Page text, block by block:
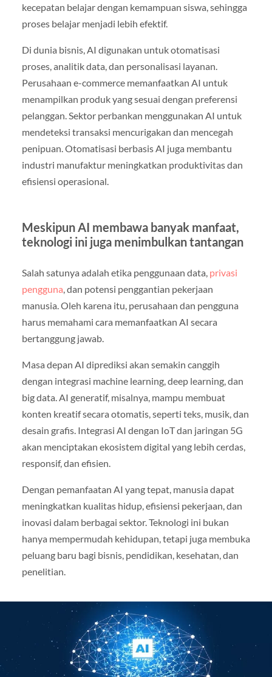
kecepatan belajar dengan kemampuan siswa, sehingga
proses belajar menjadi lebih efektif.
Di dunia bisnis, AI digunakan untuk otomatisasi
proses, analitik data, dan personalisasi layanan.
Perusahaan e-commerce memanfaatkan AI untuk
menampilkan produk yang sesuai dengan preferensi
pelanggan. Sektor perbankan menggunakan AI untuk
mendeteksi transaksi mencurigakan dan mencegah
penipuan. Otomatisasi berbasis AI juga membantu
industri manufaktur meningkatkan produktivitas dan
efisiensi operasional.
Meskipun AI membawa banyak manfaat,
teknologi ini juga menimbulkan tantangan
Salah satunya adalah etika penggunaan data, privasi
pengguna , dan potensi penggantian pekerjaan
manusia. Oleh karena itu, perusahaan dan pengguna
harus memahami cara memanfaatkan AI secara
bertanggung jawab.
Masa depan AI diprediksi akan semakin canggih
dengan integrasi machine learning, deep learning, dan
big data. AI generatif, misalnya, mampu membuat
konten kreatif secara otomatis, seperti teks, musik, dan
desain grafis. Integrasi AI dengan IoT dan jaringan 5G
akan menciptakan ekosistem digital yang lebih cerdas,
responsif, dan efisien.
Dengan pemanfaatan AI yang tepat, manusia dapat
meningkatkan kualitas hidup, efisiensi pekerjaan, dan
inovasi dalam berbagai sektor. Teknologi ini bukan
hanya mempermudah kehidupan, tetapi juga membuka
peluang baru bagi bisnis, pendidikan, kesehatan, dan
penelitian.